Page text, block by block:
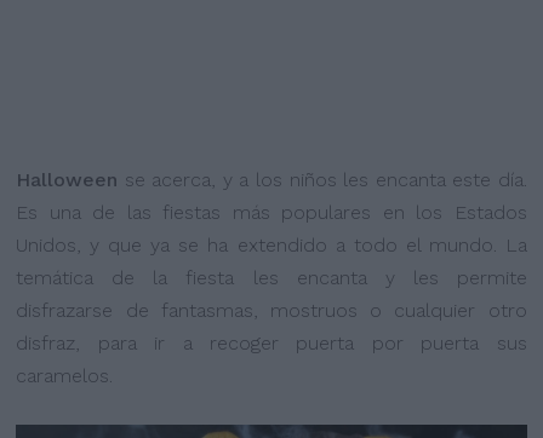
Halloween se acerca, y a los niños les encanta este día.
Es una de las fiestas más populares en los Estados
Unidos, y que ya se ha extendido a todo el mundo. La
temática de la fiesta les encanta y les permite
disfrazarse de fantasmas, mostruos o cualquier otro
disfraz, para ir a recoger puerta por puerta sus
caramelos.